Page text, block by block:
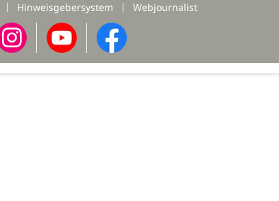
Hinweisgebersystem Webjournalist